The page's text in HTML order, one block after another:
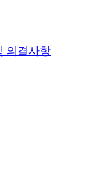
의결사항